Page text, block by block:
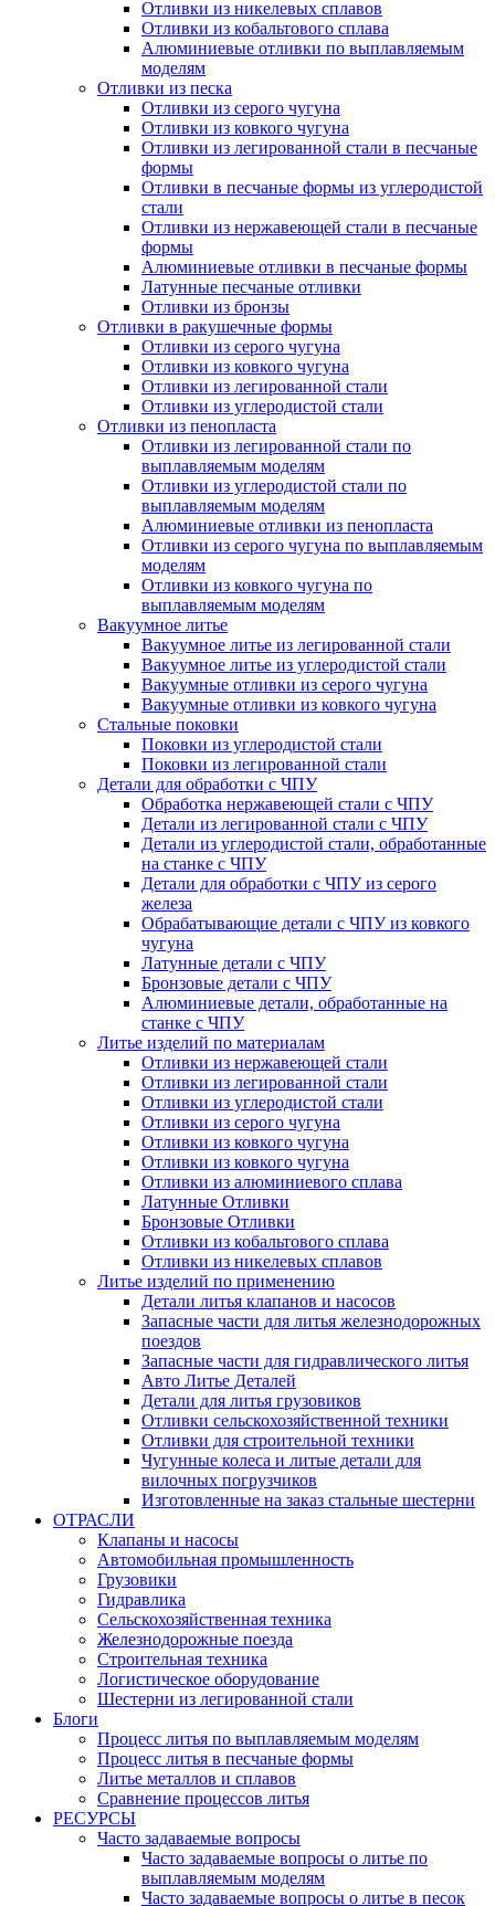
Отливки из никелевых сплавов
Отливки из кобальтового сплава
Алюминиевые отливки по выплавляемым
моделям
Отливки из песка
Отливки из серого чугуна
Отливки из ковкого чугуна
Отливки из легированной стали в песчаные
формы
Отливки в песчаные формы из углеродистой
стали
Отливки из нержавеющей стали в песчаные
формы
Алюминиевые отливки в песчаные формы
Латунные песчаные отливки
Отливки из бронзы
Отливки в ракушечные формы
Отливки из серого чугуна
Отливки из ковкого чугуна
Отливки из легированной стали
Отливки из углеродистой стали
Отливки из пенопласта
Отливки из легированной стали по
выплавляемым моделям
Отливки из углеродистой стали по
выплавляемым моделям
Алюминиевые отливки из пенопласта
Отливки из серого чугуна по выплавляемым
моделям
Отливки из ковкого чугуна по
выплавляемым моделям
Вакуумное литье
Вакуумное литье из легированной стали
Вакуумное литье из углеродистой стали
Вакуумные отливки из серого чугуна
Вакуумные отливки из ковкого чугуна
Стальные поковки
Поковки из углеродистой стали
Поковки из легированной стали
Детали для обработки с ЧПУ
Обработка нержавеющей стали с ЧПУ
Детали из легированной стали с ЧПУ
Детали из углеродистой стали, обработанные
на станке с ЧПУ
Детали для обработки с ЧПУ из серого
железа
Обрабатывающие детали с ЧПУ из ковкого
чугуна
Латунные детали с ЧПУ
Бронзовые детали с ЧПУ
Алюминиевые детали, обработанные на
станке с ЧПУ
Литье изделий по материалам
Отливки из нержавеющей стали
Отливки из легированной стали
Отливки из углеродистой стали
Отливки из серого чугуна
Отливки из ковкого чугуна
Отливки из ковкого чугуна
Отливки из алюминиевого сплава
Латунные Отливки
Бронзовые Отливки
Отливки из кобальтового сплава
Отливки из никелевых сплавов
Литье изделий по применению
Детали литья клапанов и насосов
Запасные части для литья железнодорожных
поездов
Запасные части для гидравлического литья
Авто Литье Деталей
Детали для литья грузовиков
Отливки сельскохозяйственной техники
Отливки для строительной техники
Чугунные колеса и литые детали для
вилочных погрузчиков
Изготовленные на заказ стальные шестерни
ОТРАСЛИ
Клапаны и насосы
Автомобильная промышленность
Грузовики
Гидравлика
Сельскохозяйственная техника
Железнодорожные поезда
Строительная техника
Логистическое оборудование
Шестерни из легированной стали
Блоги
Процесс литья по выплавляемым моделям
Процесс литья в песчаные формы
Литье металлов и сплавов
Сравнение процессов литья
РЕСУРСЫ
Часто задаваемые вопросы
Часто задаваемые вопросы о литье по
выплавляемым моделям
Часто задаваемые вопросы о литье в песок